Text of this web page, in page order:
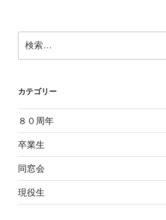
索:
カテゴリー
８０周年
卒業生
同窓会
現役生